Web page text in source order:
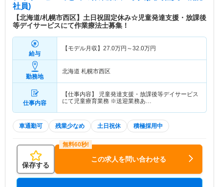
社員)
【北海道/札幌市西区】土日祝固定休み☆児童発達支援・放課後
等デイサービスにて作業療法士募集！
給与
【モデル月収】 27.0万円～32.0万円
勤務地
北海道 札幌市西区
仕事内容
【仕事内容】 児童発達支援・放課後等デイサービス
にて児童療育業務 ※送迎業務あ…
車通勤可 残業少なめ 土日祝休 積極採用中
保存する
この求人を問い合わせる